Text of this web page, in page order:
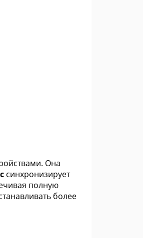
Она
синхронизирует
полную
более